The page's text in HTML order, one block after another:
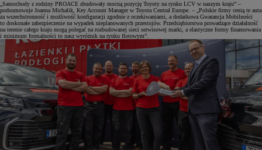
„Samochody z rodziny PROACE zbudowały mocną pozycję Toyoty na rynku LCV w naszym kraju” –
podsumowuje Joanna Michalik, Key Account Manager w Toyota Central Europe. – „Polskie firmy cenią te auta
za wszechstronność i możliwość konfiguracji zgodnie z oczekiwaniami, a dodatkowa Gwarancja Mobilności
to doskonałe zabezpieczenie na wypadek nieplanowanych przestojów. Przedsiębiorstwa prowadzące działalność
na terenie całego kraju mogą polegać na rozbudowanej sieci serwisowej marki, a elastyczne formy finansowania
i minimum formalności to nasz wyróżnik na rynku flotowym”.